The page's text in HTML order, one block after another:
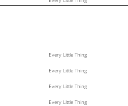
Every Little Thing
Every Little Thing
Every Little Thing
Every Little Thing